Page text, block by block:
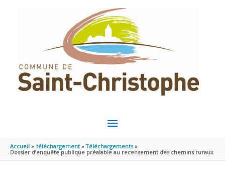
MENU
PRINCIPAL
Accueil téléchargement
Téléchargements
Dossier d’enquête publique préalable au recensement des chemins ruraux